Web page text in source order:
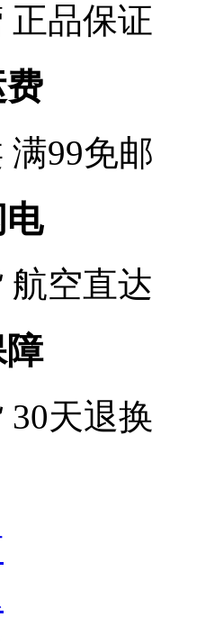
正品保证
满99免邮
航空直达
30天退换